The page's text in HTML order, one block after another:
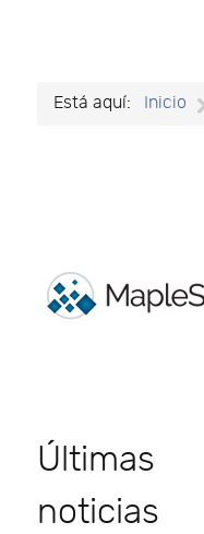
Está aquí: Inicio
Últimas
noticias